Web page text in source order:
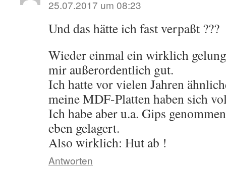
25.07.2017 um 08:23
Und das hätte ich fast verpaßt ???
Wieder einmal ein wirklich
mir außerordentlich gut.
Ich hatte vor vielen Jahren
meine MDF-Platten haben sich
Ich habe aber u.a. Gips
eben gelagert.
Also wirklich: Hut ab !
Antworten